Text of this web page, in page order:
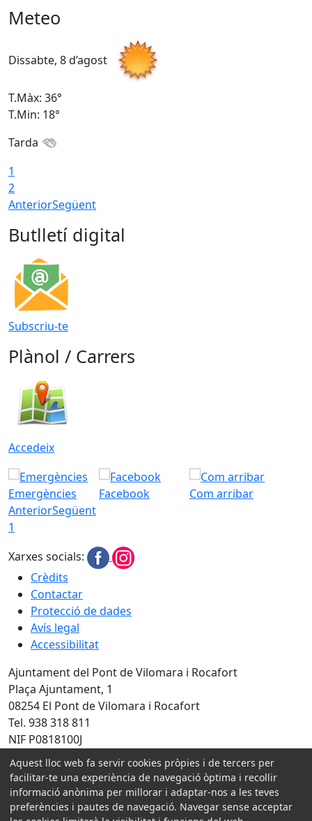
Meteo
Dissabte, 8 d’agost
T.Màx: 36°
T.Min: 18°
Tarda
1
2
AnteriorSegüent
Butlletí digital
Subscriu-te
Plànol / Carrers
Accedeix
Emergències Facebook
Com arribar
AnteriorSegüent
1
Xarxes socials:
Crèdits
Contactar
Protecció de dades
Avís legal
Accessibilitat
Ajuntament del Pont de Vilomara i Rocafort
Plaça Ajuntament, 1
08254 El Pont de Vilomara i Rocafort
Tel. 938 318 811
NIF P0818100J
Amb la col·laboració de:
Aquest lloc web fa servir cookies pròpies i de tercers per
facilitar-te una experiència de navegació òptima i recollir
informació anònima per millorar i adaptar-nos a les teves
preferències i pautes de navegació. Navegar sense acceptar